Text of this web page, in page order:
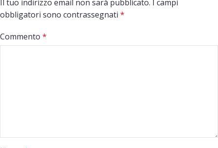
Il tuo indirizzo email non sarà pubblicato. I campi
obbligatori sono contrassegnati *
Commento *